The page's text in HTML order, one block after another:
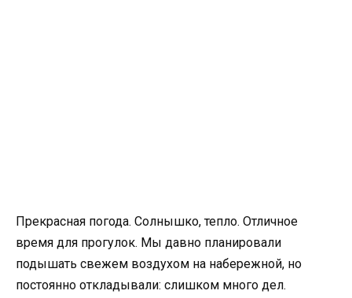
Прекрасная погода. Солнышко, тепло. Отличное
время для прогулок. Мы давно планировали
подышать свежем воздухом на набережной, но
постоянно откладывали: слишком много дел.